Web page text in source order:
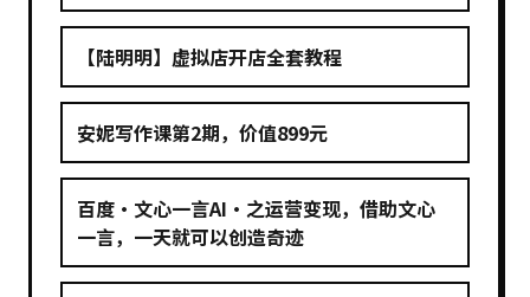
【陆明明】虚拟店开店全套教程
安妮写作课第2期，价值899元
百度·文心一言AI·之运营变现，借助文心
一言，一天就可以创造奇迹